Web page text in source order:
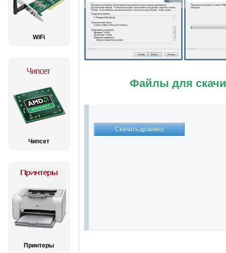
WiFi
Чипсет
Принтеры
Файлы для